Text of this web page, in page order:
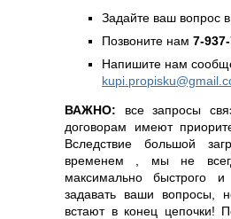
Задайте ваш вопрос
Позвоните нам 7-
Напишите нам
ВАЖНО: все запросы
договорам имеют
Вследствие большой
временем , мы не
максимально быстрого и
задавать ваши вопросы,
встают в конец цепочки!